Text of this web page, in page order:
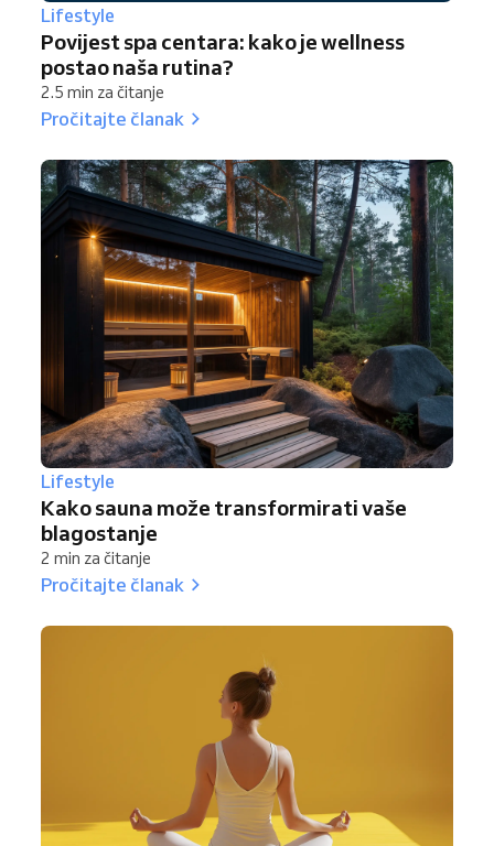
Lifestyle
Povijest spa centara: kako je wellness
postao naša rutina?
2.5 min za čitanje
Pročitajte članak
Lifestyle
Kako sauna može transformirati vaše
blagostanje
2 min za čitanje
Pročitajte članak